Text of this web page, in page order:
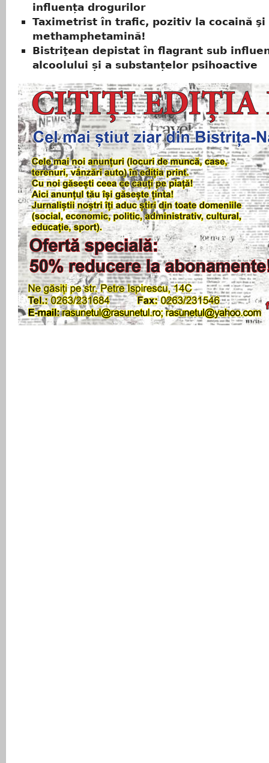
influența drogurilor
Taximetrist în trafic, pozitiv la cocaină şi
methamphetamină!
Bistriţean depistat în flagrant sub
alcoolului și a substanțelor psihoactive